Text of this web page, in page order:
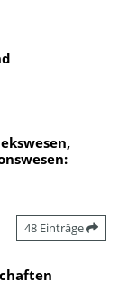
48 Einträge